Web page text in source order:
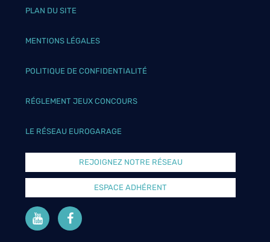
PLAN DU SITE
MENTIONS LÉGALES
POLITIQUE DE CONFIDENTIALITÉ
RÉGLEMENT JEUX CONCOURS
LE RÉSEAU EUROGARAGE
REJOIGNEZ NOTRE RÉSEAU
ESPACE ADHÉRENT